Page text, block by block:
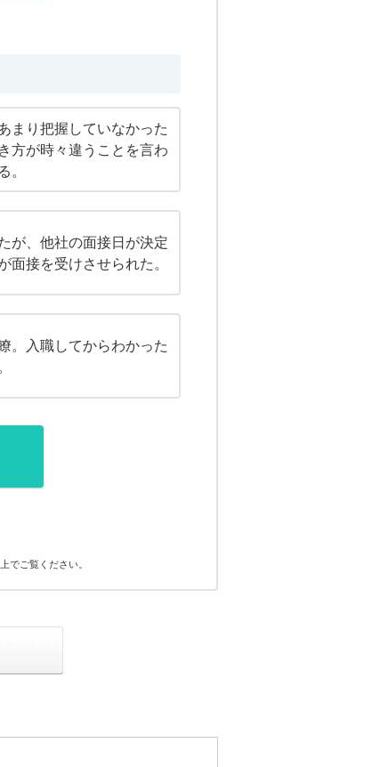
まり把握していなかった
方が時々違うことを言わ
。
が、他社の面接日が決定
面接を受けさせられた。
。入職してからわかった
でご覧ください。